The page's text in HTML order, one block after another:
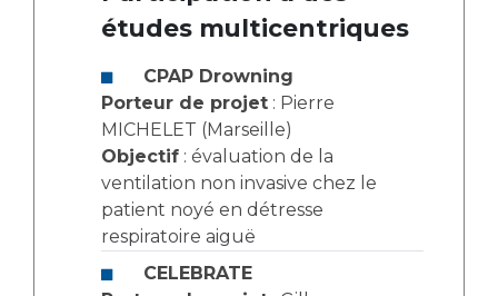
études multicentriques
CPAP Drowning
Porteur de projet : Pierre
MICHELET (Marseille)
Objectif : évaluation de la
ventilation non invasive chez le
patient noyé en détresse
respiratoire aiguë
CELEBRATE